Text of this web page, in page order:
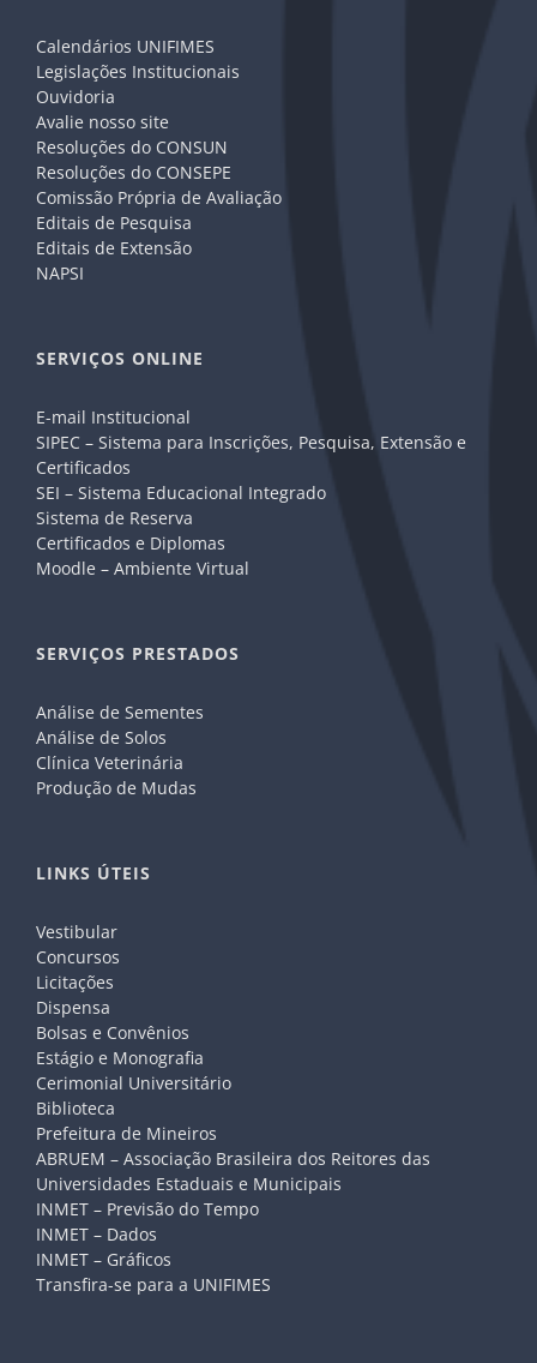
Calendários UNIFIMES
Legislações Institucionais
Ouvidoria
Avalie nosso site
Resoluções do CONSUN
Resoluções do CONSEPE
Comissão Própria de Avaliação
Editais de Pesquisa
Editais de Extensão
NAPSI
SERVIÇOS ONLINE
E-mail Institucional
SIPEC – Sistema para Inscrições, Pesquisa, Extensão e
Certificados
SEI – Sistema Educacional Integrado
Sistema de Reserva
Certificados e Diplomas
Moodle – Ambiente Virtual
SERVIÇOS PRESTADOS
Análise de Sementes
Análise de Solos
Clínica Veterinária
Produção de Mudas
LINKS ÚTEIS
Vestibular
Concursos
Licitações
Dispensa
Bolsas e Convênios
Estágio e Monografia
Cerimonial Universitário
Biblioteca
Prefeitura de Mineiros
ABRUEM – Associação Brasileira dos Reitores das
Universidades Estaduais e Municipais
INMET – Previsão do Tempo
INMET – Dados
INMET – Gráficos
Transfira-se para a UNIFIMES